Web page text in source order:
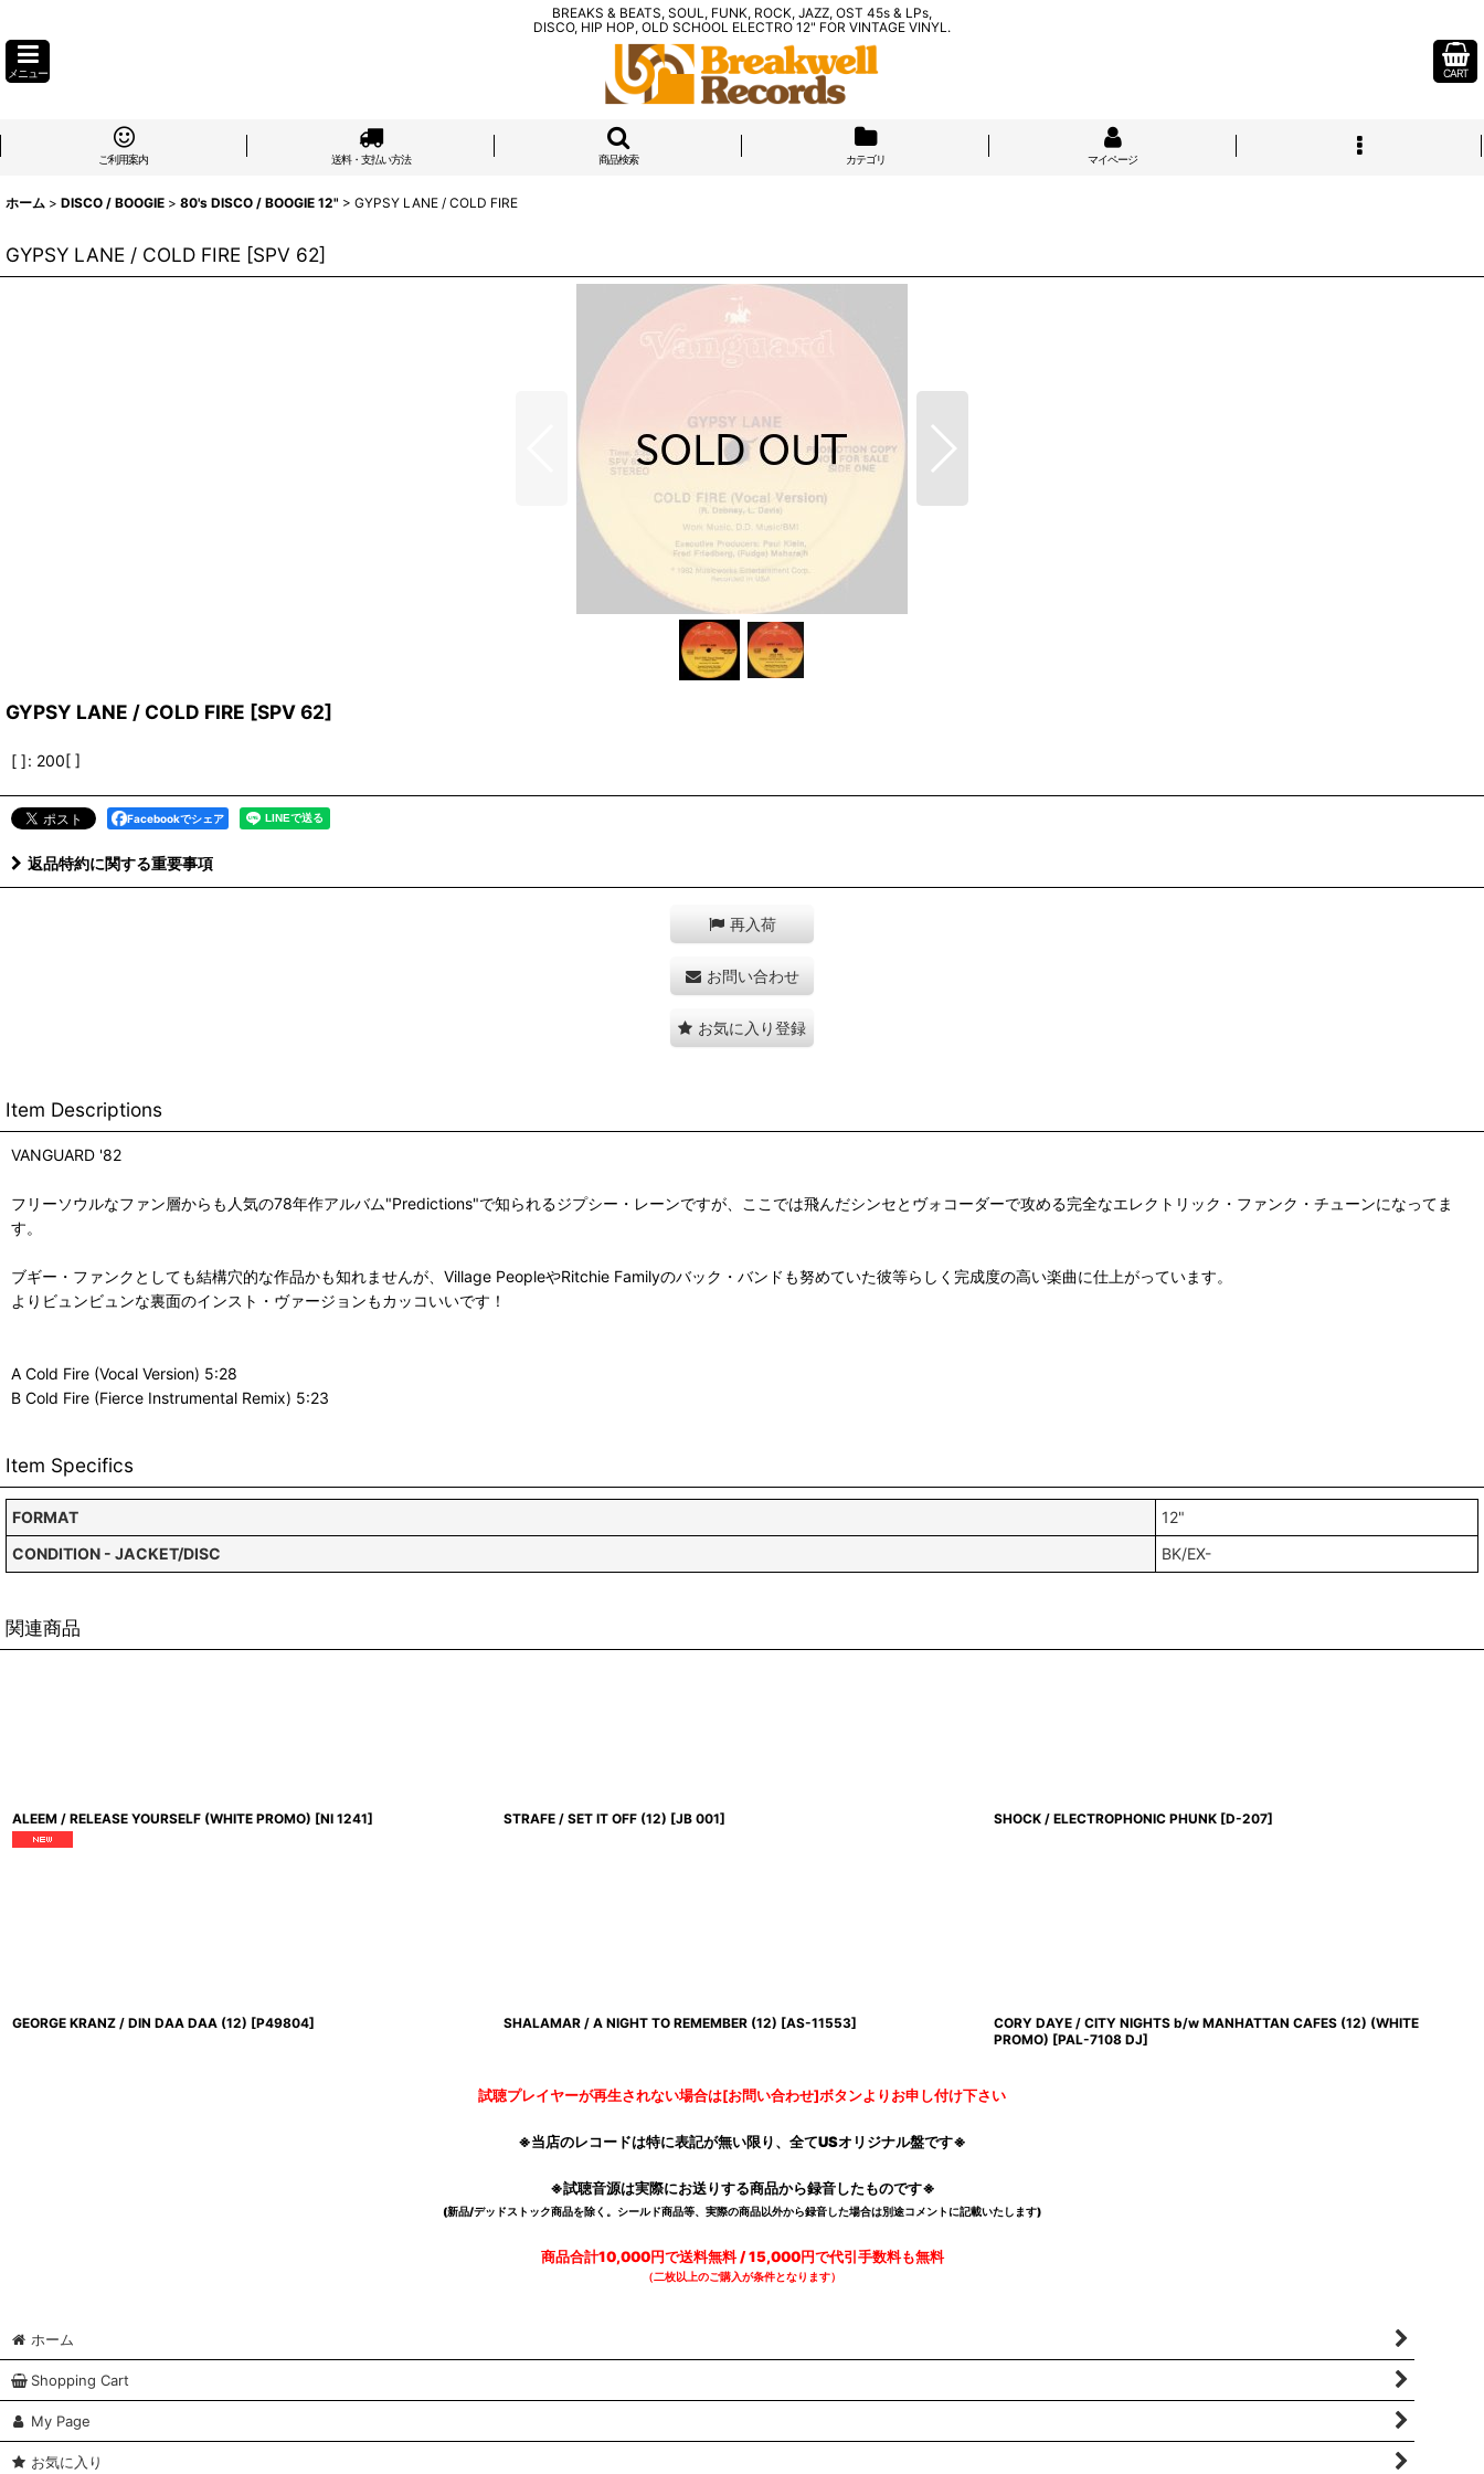
BREAKS & BEATS, SOUL, FUNK, ROCK, JAZZ, OST 45s & LPs,
DISCO, HIP HOP, OLD SCHOOL ELECTRO 12" FOR VINTAGE VINYL.
メニュー CART
ご利用案内 送料・支払い方法 商品検索 カテゴリ マイページ
ホーム > DISCO / BOOGIE > 80's DISCO / BOOGIE 12" > GYPSY LANE / COLD FIRE
GYPSY LANE / COLD FIRE [SPV 62]
GYPSY LANE / COLD FIRE [SPV 62]
[ ]: 200[ ]
Facebookでシェア
返品特約に関する重要事項
再入荷
お問い合わせ
お気に入り登録
Item Descriptions
VANGUARD '82
フリーソウルなファン層からも人気の78年作アルバム"Predictions"で知られるジプシー・レーンですが、ここでは飛んだシンセとヴォコーダーで攻める完全なエレクトリック・ファンク・チューンになってま
す。
ブギー・ファンクとしても結構穴的な作品かも知れませんが、Village PeopleやRitchie Familyのバック・バンドも努めていた彼等らしく完成度の高い楽曲に仕上がっています。
よりビュンビュンな裏面のインスト・ヴァージョンもカッコいいです！
A Cold Fire (Vocal Version) 5:28
B Cold Fire (Fierce Instrumental Remix) 5:23
Item Specifics
FORMAT
12"
CONDITION - JACKET/DISC
BK/EX-
関連商品
ALEEM / RELEASE YOURSELF (WHITE PROMO) [NI 1241] STRAFE / SET IT OFF (12) [JB 001] SHOCK / ELECTROPHONIC PHUNK [D-207]
GEORGE KRANZ / DIN DAA DAA (12) [P49804] SHALAMAR / A NIGHT TO REMEMBER (12) [AS-11553]
CORY DAYE / CITY NIGHTS b/w MANHATTAN CAFES (12) (WHITE
PROMO) [PAL-7108 DJ]
試聴プレイヤーが再生されない場合は[お問い合わせ]ボタンよりお申し付け下さい
※当店のレコードは特に表記が無い限り、全てUSオリジナル盤です※
※試聴音源は実際にお送りする商品から録音したものです※
(新品/デッドストック商品を除く。シールド商品等、実際の商品以外から録音した場合は別途コメントに記載いたします)
商品合計10,000円で送料無料 / 15,000円で代引手数料も無料
（二枚以上のご購入が条件となります）
ホーム
Shopping Cart
My Page
お気に入り